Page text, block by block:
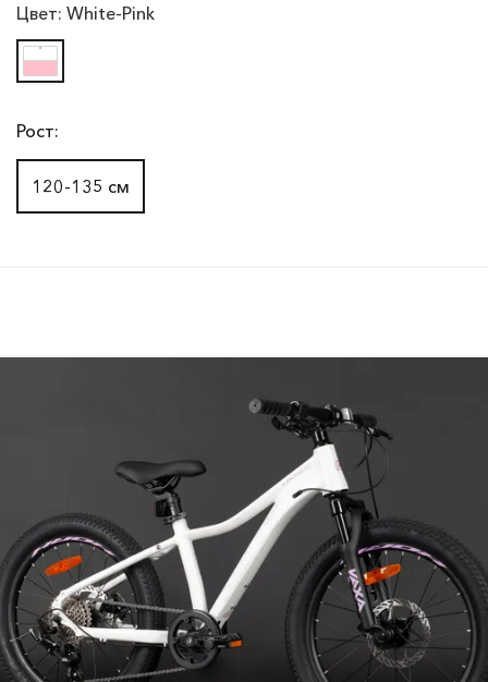
Цвет: White-Pink
Рост:
120-135 см